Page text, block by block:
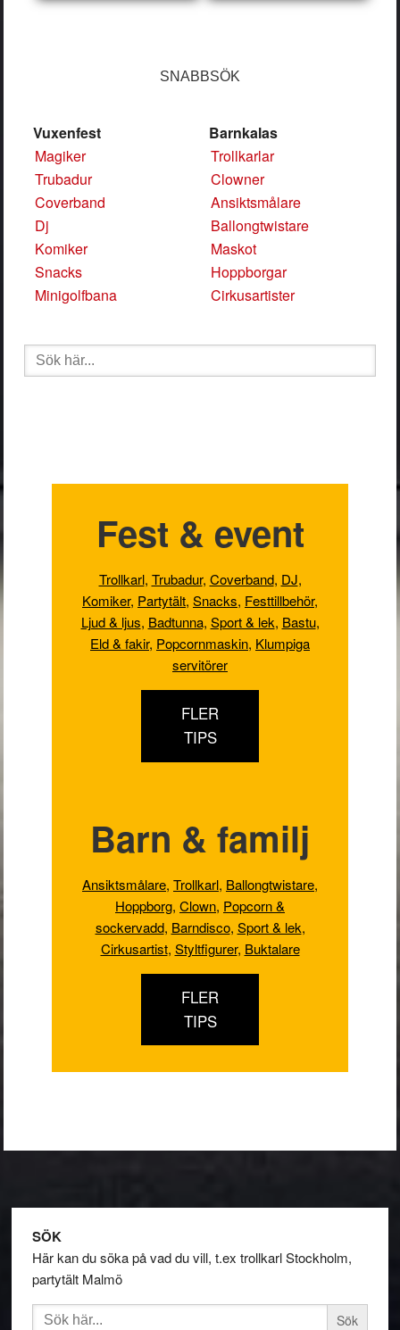
SNABBSÖK
Vuxenfest
Magiker
Trubadur
Coverband
Dj
Komiker
Snacks
Minigolfbana
Barnkalas
Trollkarlar
Clowner
Ansiktsmålare
Ballongtwistare
Maskot
Hoppborgar
Cirkusartister
Sök
efter:
Fest & event
Trollkarl, Trubadur, Coverband, DJ,
Komiker, Partytält, Snacks, Festtillbehör,
Ljud & ljus, Badtunna, Sport & lek, Bastu,
Eld & fakir, Popcornmaskin, Klumpiga
servitörer
FLER
TIPS
Barn & familj
Ansiktsmålare, Trollkarl, Ballongtwistare,
Hoppborg, Clown, Popcorn &
sockervadd, Barndisco, Sport & lek,
Cirkusartist, Styltfigurer, Buktalare
FLER
TIPS
Footer
SÖK
Här kan du söka på vad du vill, t.ex trollkarl Stockholm,
partytält Malmö
Sök
efter: